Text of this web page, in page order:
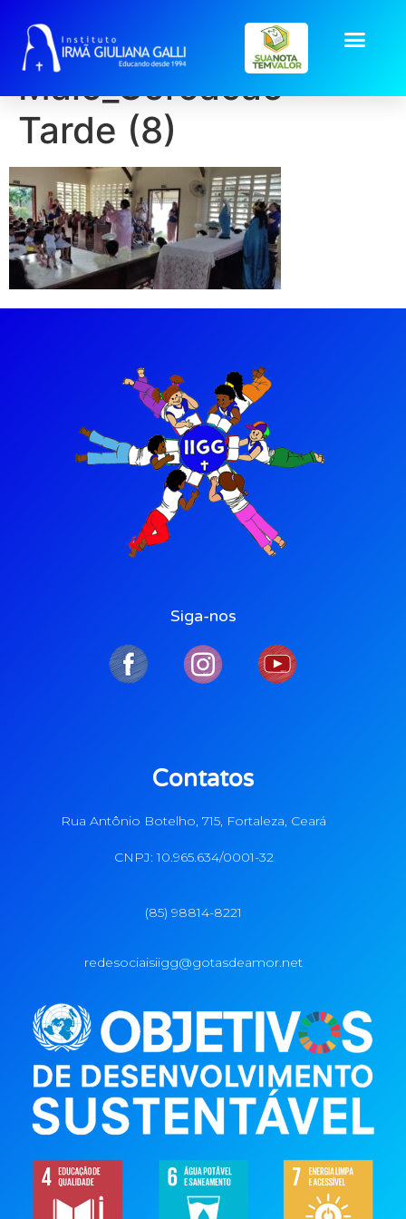
galeria2026-
Maio_Coroacao-
Tarde (8)
Siga-nos
Contatos
Rua Antônio Botelho, 715, Fortaleza, Ceará
CNPJ: 10.965.634/0001-32
(85) 98814-8221
redesociaisiigg@gotasdeamor.net